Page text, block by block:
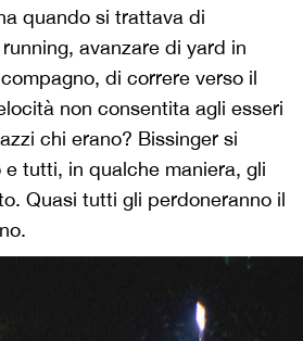
quando si trattava di
avanzare di yard in
di correre verso il
non consentita agli esseri
chi erano? Bissinger si
tutti, in qualche maniera, gli
Quasi tutti gli perdoneranno il